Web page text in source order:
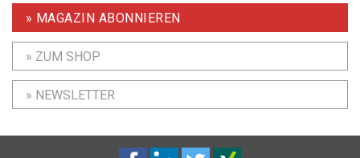
» MAGAZIN ABONNIEREN
» ZUM SHOP
» NEWSLETTER